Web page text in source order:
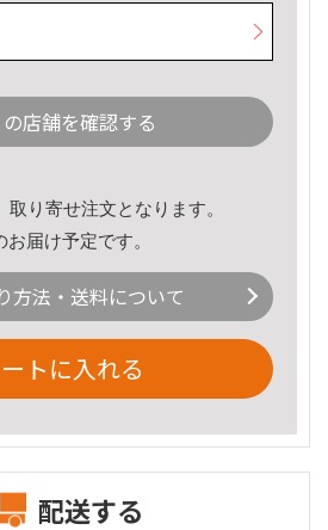
店舗を確認する
り寄せ注文となります。
届け予定です。
方法・送料について
トに入れる
配送する